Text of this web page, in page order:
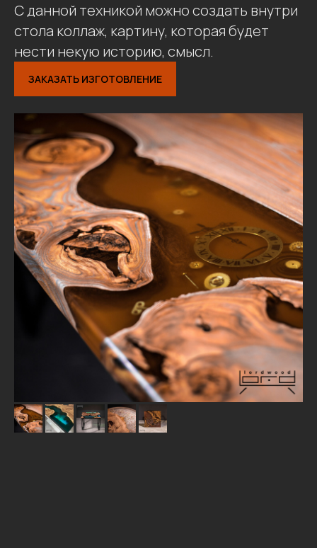
С данной техникой можно создать внутри
стола коллаж, картину, которая будет
нести некую историю, смысл.
ЗАКАЗАТЬ ИЗГОТОВЛЕНИЕ